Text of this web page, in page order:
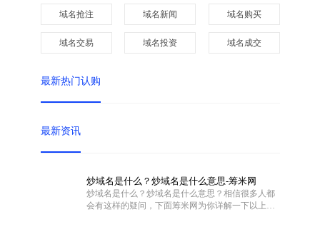
域名抢注 域名新闻 域名购买
域名交易 域名投资 域名成交
最新热门认购
最新资讯
炒域名是什么？炒域名是什么意思-筹米网
炒域名是什么？炒域名是什么意思？相信很多人都
会有这样的疑问，下面筹米网为你详解一下以上问